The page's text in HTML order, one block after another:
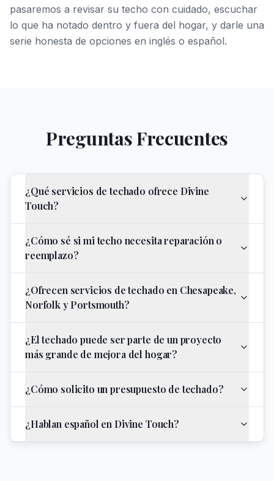
pasaremos a revisar su techo con cuidado, escuchar
lo que ha notado dentro y fuera del hogar, y darle una
serie honesta de opciones en inglés o español.
Preguntas Frecuentes
¿Qué servicios de techado ofrece Divine
Touch?
¿Cómo sé si mi techo necesita reparación o
reemplazo?
¿Ofrecen servicios de techado en Chesapeake,
Norfolk y Portsmouth?
¿El techado puede ser parte de un proyecto
más grande de mejora del hogar?
¿Cómo solicito un presupuesto de techado?
¿Hablan español en Divine Touch?